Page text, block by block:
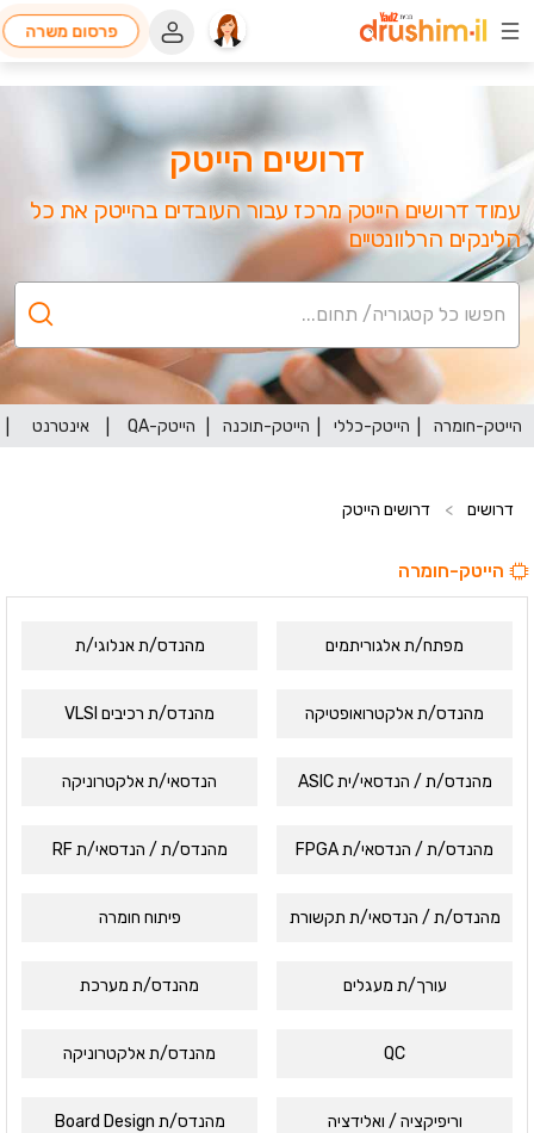
פרסום משרה
דרושים הייטק
עמוד דרושים הייטק מרכז עבור העובדים בהייטק את כל
הלינקים הרלוונטיים
הייטק-חומרה הייטק-כללי הייטק-תוכנה הייטק-QA אינטרנט
דרושים > דרושים הייטק
הייטק-חומרה
מפתח/ת אלגוריתמים מהנדס/ת אנלוגי/ת
מהנדס/ת אלקטרואופטיקה מהנדס/ת רכיבים VLSI
מהנדס/ת / הנדסאי/ית ASIC הנדסאי/ת אלקטרוניקה
מהנדס/ת / הנדסאי/ת FPGA מהנדס/ת / הנדסאי/ת RF
מהנדס/ת / הנדסאי/ת תקשורת פיתוח חומרה
עורך/ת מעגלים מהנדס/ת מערכת
QC מהנדס/ת אלקטרוניקה
וריפיקציה / ואלידציה מהנדס/ת Board Design